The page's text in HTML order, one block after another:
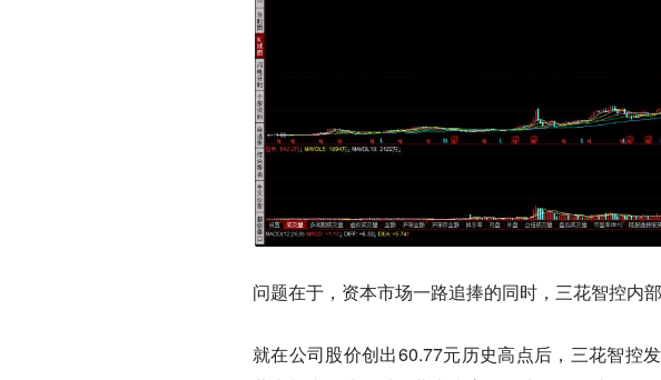
问题在于， 资本市场一路追捧的同时，三花智控内
就在公司股价创出60.77元历史高点后，三花智控